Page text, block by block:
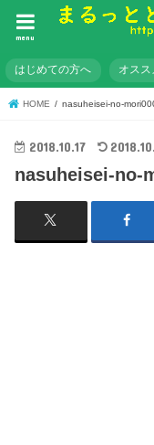
menu
はじめての方へ オスス
HOME nasuheisei-no-
2018.10.17
nasuheisei-no-